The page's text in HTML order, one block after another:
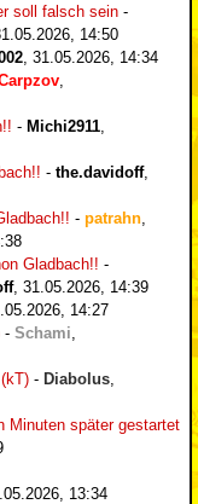
soll falsch sein -
14:50
31.05.2026, 14:34
- Michi2911
- the.davidoff,
- patrahn
Gladbach!! -
, 31.05.2026, 14:39
14:27
- Schami
- Diabolus
Minuten später gestartet
13:34